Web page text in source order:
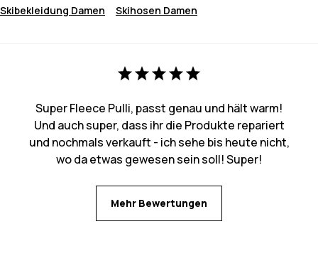
Skibekleidung Damen Skihosen Damen
Super Fleece Pulli, passt genau und hält warm!
Und auch super, dass ihr die Produkte repariert
und nochmals verkauft - ich sehe bis heute nicht,
wo da etwas gewesen sein soll! Super!
Mehr Bewertungen